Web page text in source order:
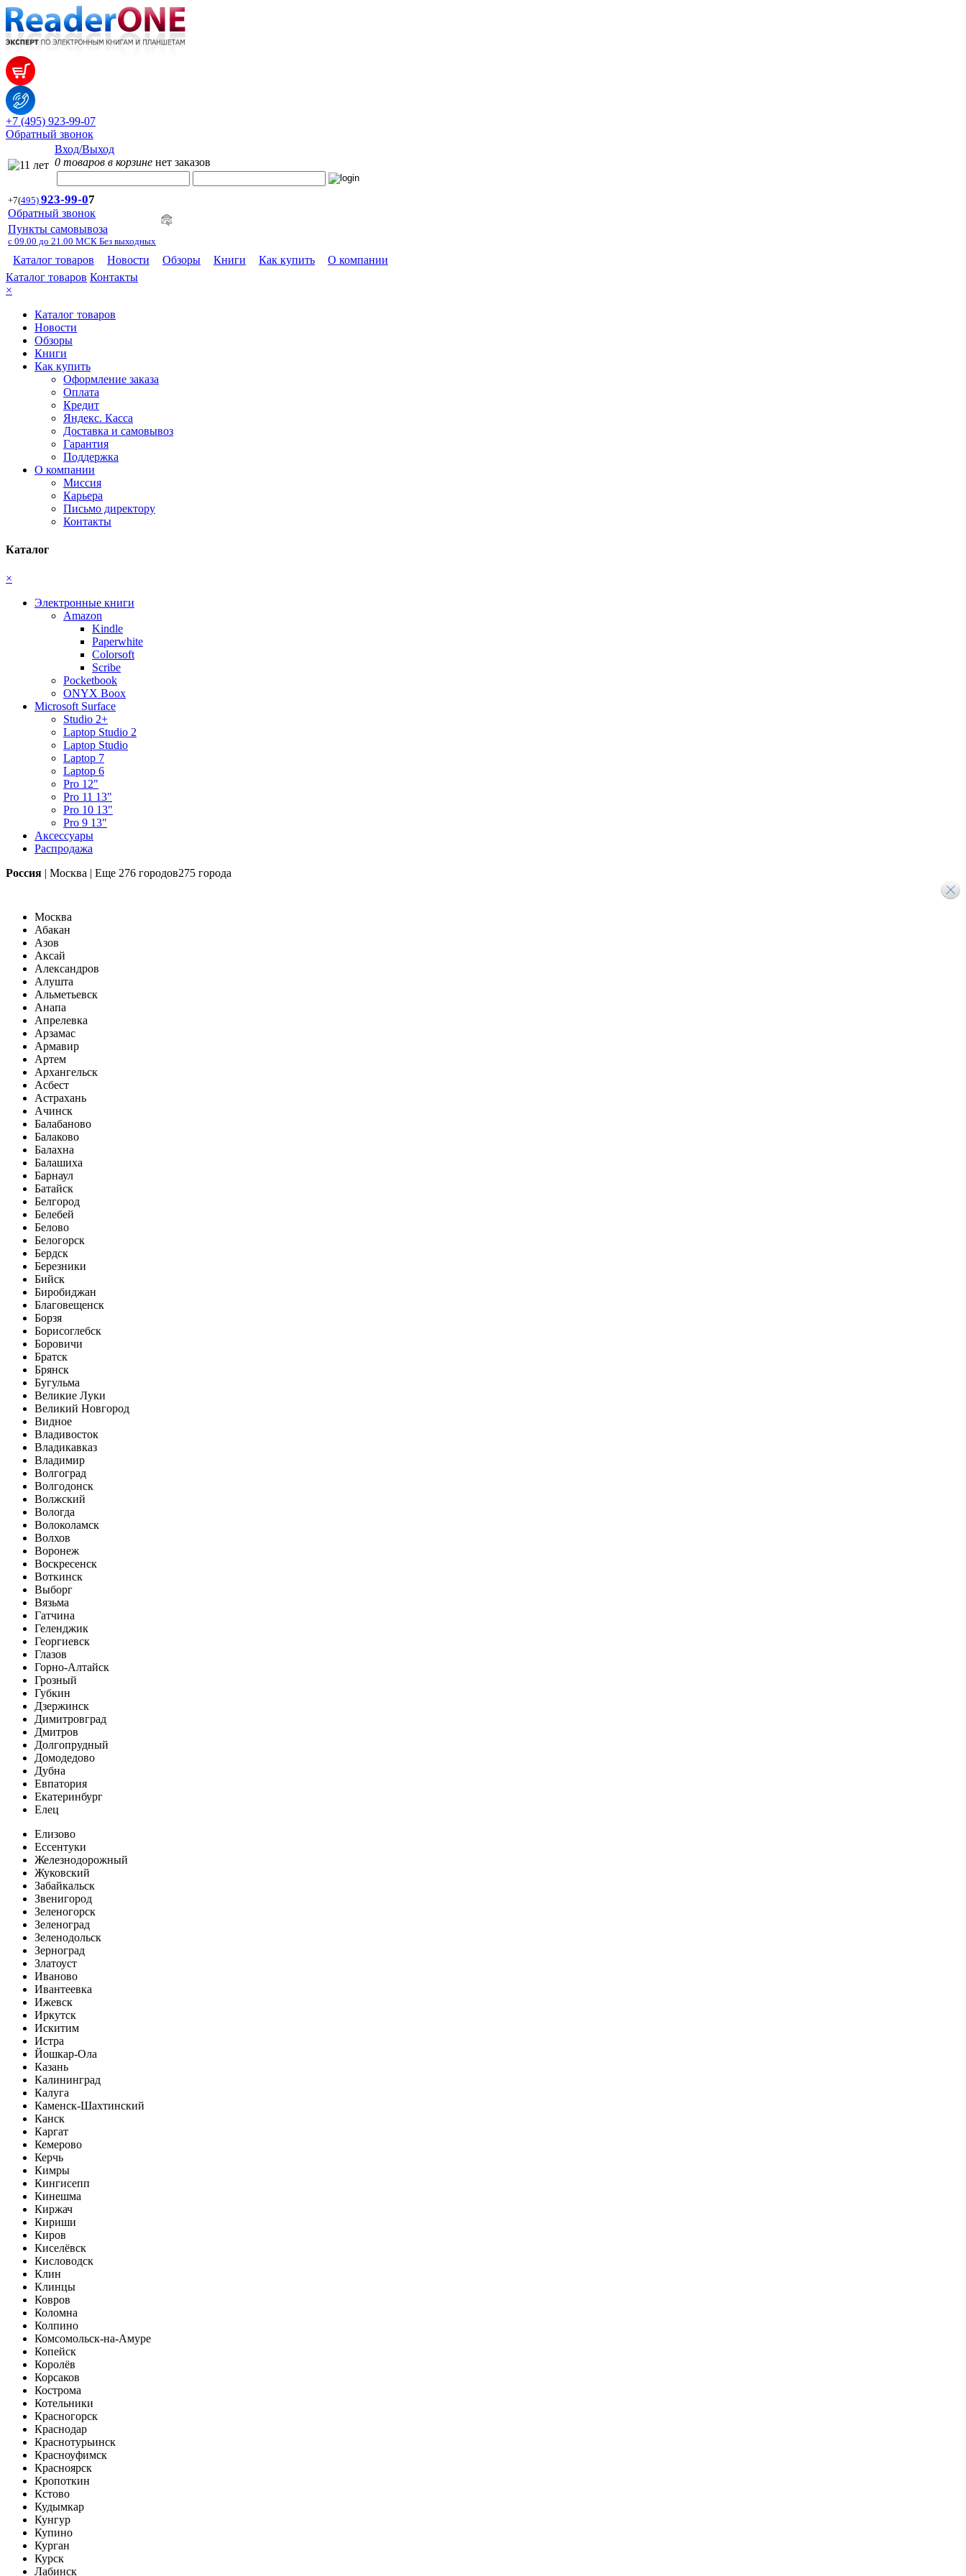
+7 (495) 923-99-07
Обратный звонок
Вход/Выход
0 товаров в корзине нет заказов
+7(495) 923-99-07
Обратный звонок
Пункты самовывоза
с 09.00 до 21.00 МСК Без выходных
Каталог товаров Новости Обзоры Книги Как купить
О компании
Каталог товаров Контакты
×
Каталог товаров
Новости
Обзоры
Книги
Как купить
Оформление заказа
Оплата
Кредит
Яндекс. Касса
Доставка и самовывоз
Гарантия
Поддержка
О компании
Миссия
Карьера
Письмо директору
Контакты
Каталог
×
Электронные книги
Amazon
Kindle
Paperwhite
Colorsoft
Scribe
Pocketbook
ONYX Boox
Microsoft Surface
Studio 2+
Laptop Studio 2
Laptop Studio
Laptop 7
Laptop 6
Pro 12"
Pro 11 13"
Pro 10 13"
Pro 9 13"
Аксессуары
Распродажа
Россия | Москва | Еще 276 городов275 города
Москва
Абакан
Азов
Аксай
Александров
Алушта
Альметьевск
Анапа
Апрелевка
Арзамас
Армавир
Артем
Архангельск
Асбест
Астрахань
Ачинск
Балабаново
Балаково
Балахна
Балашиха
Барнаул
Батайск
Белгород
Белебей
Белово
Белогорск
Бердск
Березники
Бийск
Биробиджан
Благовещенск
Борзя
Борисоглебск
Боровичи
Братск
Брянск
Бугульма
Великие Луки
Великий Новгород
Видное
Владивосток
Владикавказ
Владимир
Волгоград
Волгодонск
Волжский
Вологда
Волоколамск
Волхов
Воронеж
Воскресенск
Воткинск
Выборг
Вязьма
Гатчина
Геленджик
Георгиевск
Глазов
Горно-Алтайск
Грозный
Губкин
Дзержинск
Димитровград
Дмитров
Долгопрудный
Домодедово
Дубна
Евпатория
Екатеринбург
Елец
Елизово
Ессентуки
Железнодорожный
Жуковский
Забайкальск
Звенигород
Зеленогорск
Зеленоград
Зеленодольск
Зерноград
Златоуст
Иваново
Ивантеевка
Ижевск
Иркутск
Искитим
Истра
Йошкар-Ола
Казань
Калининград
Калуга
Каменск-Шахтинский
Канск
Каргат
Кемерово
Керчь
Кимры
Кингисепп
Кинешма
Киржач
Кириши
Киров
Киселёвск
Кисловодск
Клин
Клинцы
Ковров
Коломна
Колпино
Комсомольск-на-Амуре
Копейск
Королёв
Корсаков
Кострома
Котельники
Красногорск
Краснодар
Краснотурьинск
Красноуфимск
Красноярск
Кропоткин
Кстово
Кудымкар
Кунгур
Купино
Курган
Курск
Лабинск